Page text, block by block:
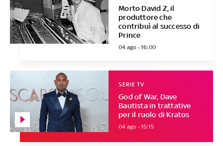
Morto David Z, il
produttore che
contribuì al successo di
Prince
04 ago - 16:00
God of War, Dave
Bautista in trattative
per il ruolo di Kratos
SERIE TV
04 ago - 15:15